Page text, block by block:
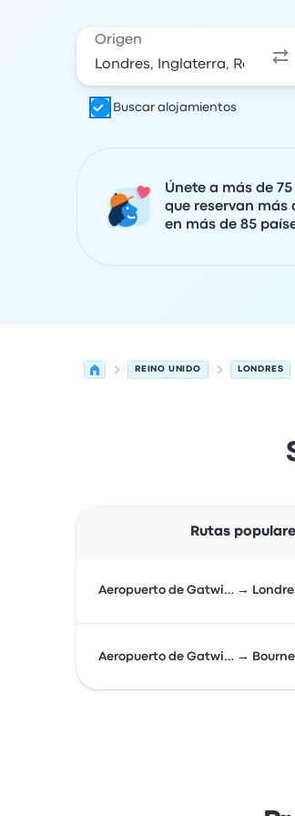
Origen
Buscar alojamientos
Únete a más de
que reservan más
en más de 85
REINO UNIDO LONDRES
Rutas
Aeropuerto de Gatwi… →
Aeropuerto de Gatwi… →